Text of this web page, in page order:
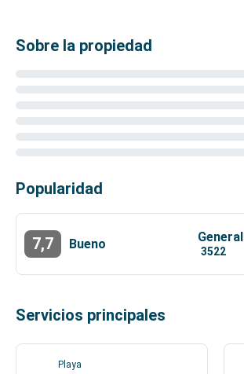
Sobre la propiedad
Popularidad
7,7 Bueno General
3522
Servicios principales
Playa